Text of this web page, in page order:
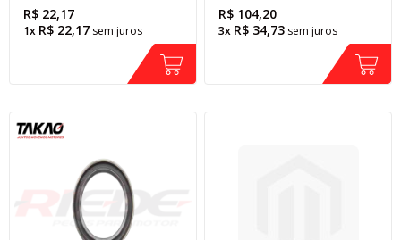
R$ 22,17
1x R$ 22,17 sem juros
R$ 104,20
3x R$ 34,73 sem juros